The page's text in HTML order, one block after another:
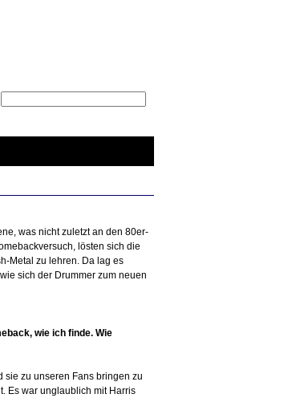
was nicht zuletzt an den 80er-
lösten sich die
Metal zu lehren. Da lag es
sich der Drummer zum neuen
wie ich finde. Wie
sie zu unseren Fans bringen zu
Es war unglaublich mit Harris